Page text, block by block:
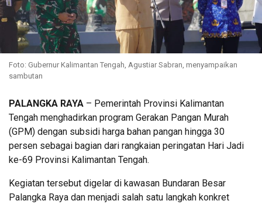
Foto: Gubernur Kalimantan Tengah, Agustiar Sabran, menyampaikan
sambutan
PALANGKA RAYA – Pemerintah Provinsi Kalimantan
Tengah menghadirkan program Gerakan Pangan Murah
(GPM) dengan subsidi harga bahan pangan hingga 30
persen sebagai bagian dari rangkaian peringatan Hari Jadi
ke-69 Provinsi Kalimantan Tengah.
Kegiatan tersebut digelar di kawasan Bundaran Besar
Palangka Raya dan menjadi salah satu langkah konkret